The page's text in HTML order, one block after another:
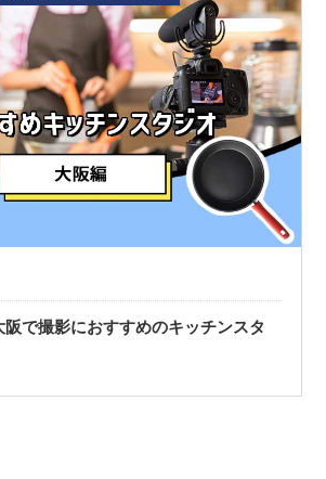
阪で撮影におすすめのキッチンスタ